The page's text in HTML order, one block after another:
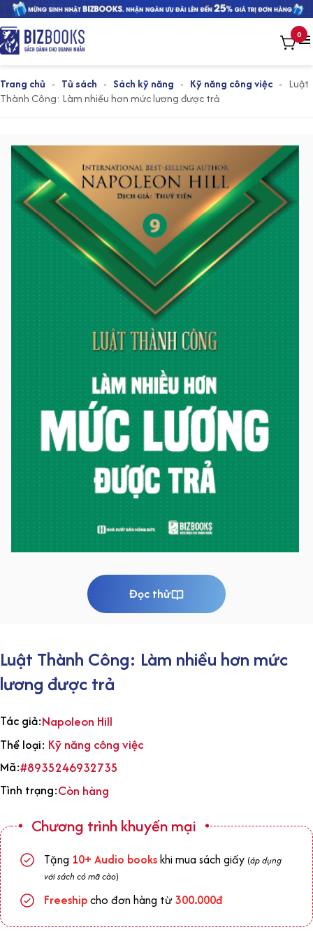
0
Trang chủ - Tủ sách - Sách kỹ năng - Kỹ năng công việc - Luật
Thành Công: Làm nhiều hơn mức lương được trả
Đọc thử
Luật Thành Công: Làm nhiều hơn mức
lương được trả
Tác giả:Napoleon Hill
Thể loại: Kỹ năng công việc
Mã:#8935246932735
Tình trạng:Còn hàng
Chương trình khuyến mại
Tặng 10+ Audio bookskhi mua sách giấy (áp dụng
với sách có mã cào)
Freeshipcho đơn hàng từ300.000đ